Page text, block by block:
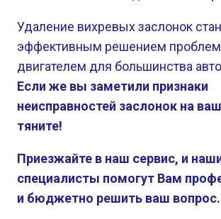
Удаление вихревых заслонок
эффективным решением
двигателем для большинства
Если же вы заметили признаки
неисправностей заслонок на
тяните!
Приезжайте в наш сервис, и
специалисты помогут Вам
и бюджетно решить ваш вопрос.